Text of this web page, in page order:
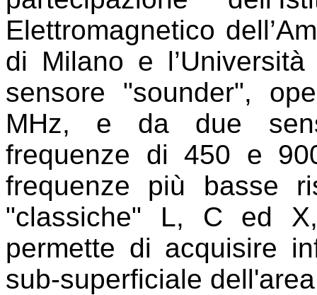
Elettromagnetico
di Milano e
sensore "sounder",
MHz, e da due
frequenze di 450 e
frequenze più basse
"classiche" L, C ed
permette di acquisire
sub-superficiale